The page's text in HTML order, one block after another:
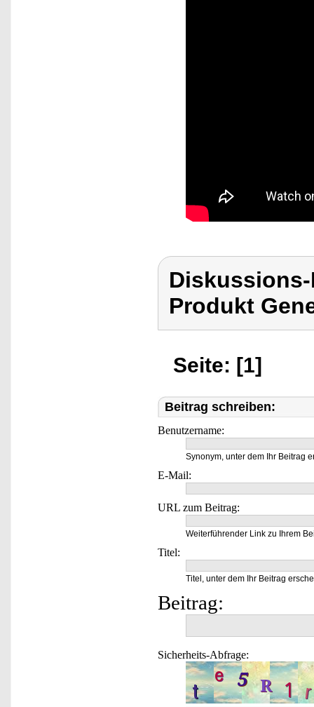
Produkt
Seite: [1]
Beitrag schreiben:
Benutzername:
Synonym, unter dem Ihr Beitrag
E-Mail:
URL zum Beitrag:
Weiterführender Link zu Ihrem
Titel:
Titel, unter dem Ihr Beitrag
Beitrag:
Sicherheits-Abfrage: